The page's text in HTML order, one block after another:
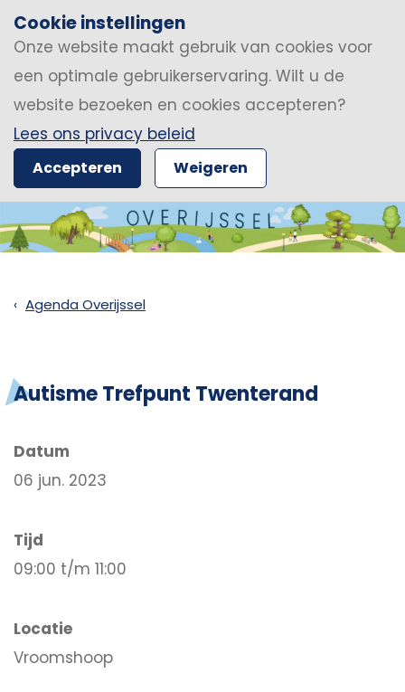
Cookie instellingen
Onze website maakt gebruik van cookies voor
een optimale gebruikerservaring. Wilt u de
website bezoeken en cookies accepteren?
Lees ons privacy beleid
Accepteren Weigeren
Agenda Overijssel
Autisme Trefpunt Twenterand
Datum
06 jun. 2023
Tijd
09:00 t/m 11:00
Locatie
Vroomshoop